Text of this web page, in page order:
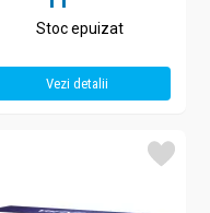
Stoc epuizat
Vezi detalii